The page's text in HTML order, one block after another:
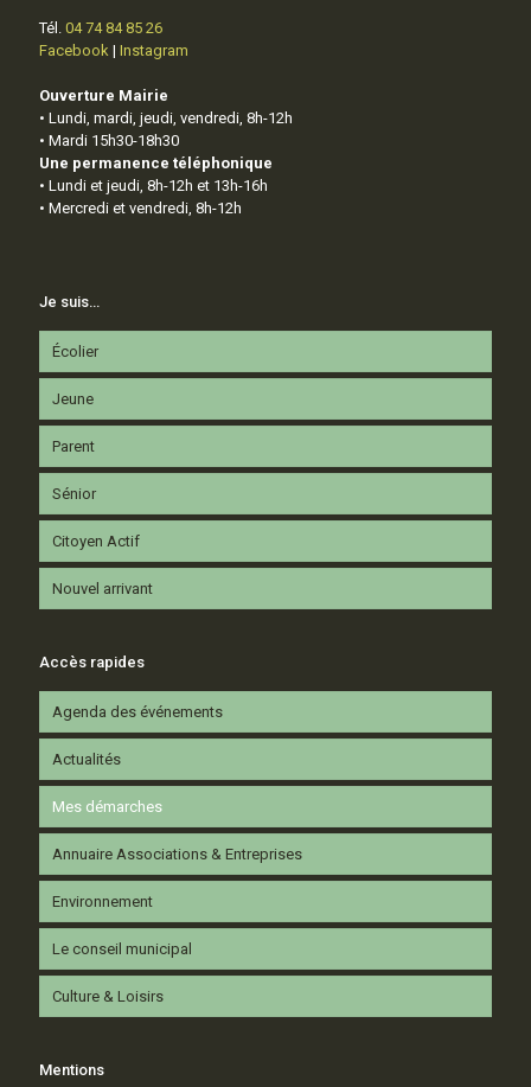
Tél. 04 74 84 85 26
Facebook | Instagram
Ouverture Mairie
• Lundi, mardi, jeudi, vendredi, 8h-12h
• Mardi 15h30-18h30
Une permanence téléphonique
• Lundi et jeudi, 8h-12h et 13h-16h
• Mercredi et vendredi, 8h-12h
Je suis…
Écolier
Jeune
Parent
Sénior
Citoyen Actif
Nouvel arrivant
Accès rapides
Agenda des événements
Actualités
Mes démarches
Annuaire Associations & Entreprises
Environnement
Le conseil municipal
Culture & Loisirs
Mentions